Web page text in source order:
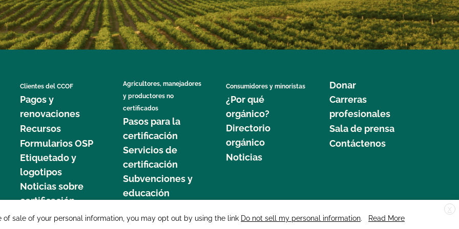
Clientes del CCOF
Pagos y
renovaciones
Recursos
Formularios OSP
Etiquetado y
logotipos
Noticias sobre
certificación
Agricultores, manejadores
y productores no
certificados
Pasos para la
certificación
Servicios de
certificación
Subvenciones y
educación
Consumidores y minoristas
¿Por qué
orgánico?
Directorio
orgánico
Noticias
Donar
Carreras
profesionales
Sala de prensa
Contáctenos
877 Cedar Street, Suite 248, Santa Cruz, CA 95060 © 2025 CCOF.org
X
sale of your personal information, you may opt out by using the link Do not sell my personal information. Read More